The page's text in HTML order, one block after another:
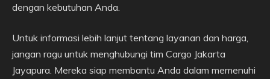
dengan kebutuhan Anda.
Untuk informasi lebih lanjut tentang layanan dan harga,
jangan ragu untuk menghubungi tim Cargo Jakarta
Jayapura. Mereka siap membantu Anda dalam memenuhi